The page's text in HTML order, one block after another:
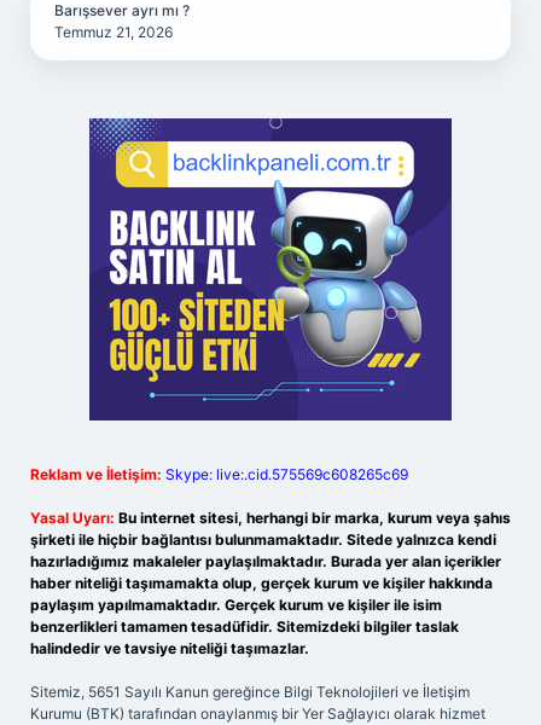
Barışsever ayrı mı ?
Temmuz 21, 2026
Reklam ve İletişim: Skype: live:.cid.575569c608265c69
Yasal Uyarı: Bu internet sitesi, herhangi bir marka, kurum veya şahıs
şirketi ile hiçbir bağlantısı bulunmamaktadır. Sitede yalnızca kendi
hazırladığımız makaleler paylaşılmaktadır. Burada yer alan içerikler
haber niteliği taşımamakta olup, gerçek kurum ve kişiler hakkında
paylaşım yapılmamaktadır. Gerçek kurum ve kişiler ile isim
benzerlikleri tamamen tesadüfidir. Sitemizdeki bilgiler taslak
halindedir ve tavsiye niteliği taşımazlar.
Sitemiz, 5651 Sayılı Kanun gereğince Bilgi Teknolojileri ve İletişim
Kurumu (BTK) tarafından onaylanmış bir Yer Sağlayıcı olarak hizmet